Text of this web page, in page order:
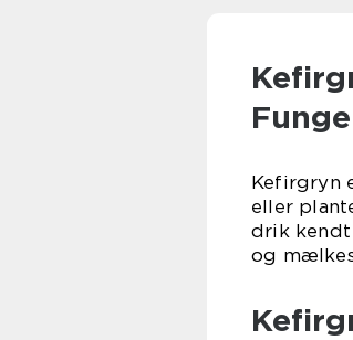
Kefirgryn
eller
drik kendt
og